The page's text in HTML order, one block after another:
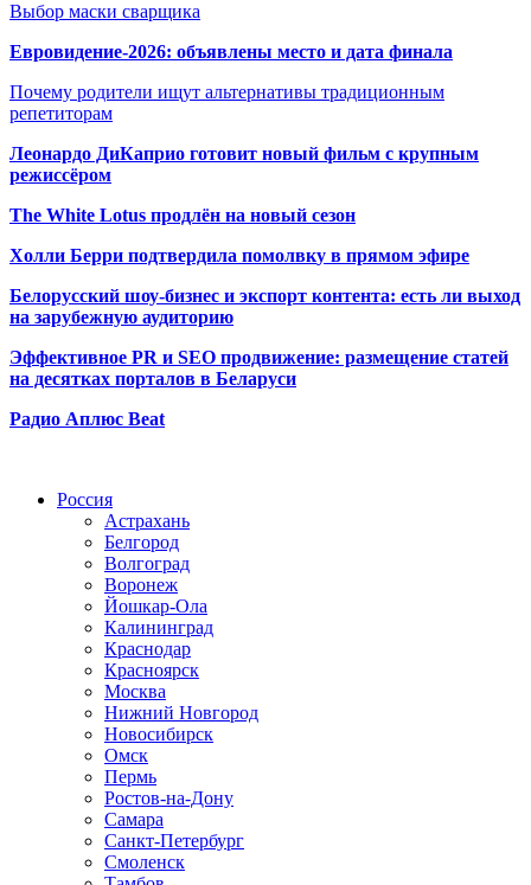
Выбор маски сварщика
Евровидение-2026: объявлены место и дата финала
Почему родители ищут альтернативы традиционным
репетиторам
Леонардо ДиКаприо готовит новый фильм с крупным
режиссёром
The White Lotus продлён на новый сезон
Холли Берри подтвердила помолвку в прямом эфире
Белорусский шоу-бизнес и экспорт контента: есть ли выход
на зарубежную аудиторию
Эффективное PR и SEO продвижение: размещение статей
на десятках порталов в Беларуси
Радио Аплюс Beat
Россия
Астрахань
Белгород
Волгоград
Воронеж
Йошкар-Ола
Калининград
Краснодар
Красноярск
Москва
Нижний Новгород
Новосибирск
Омск
Пермь
Ростов-на-Дону
Самара
Санкт-Петербург
Смоленск